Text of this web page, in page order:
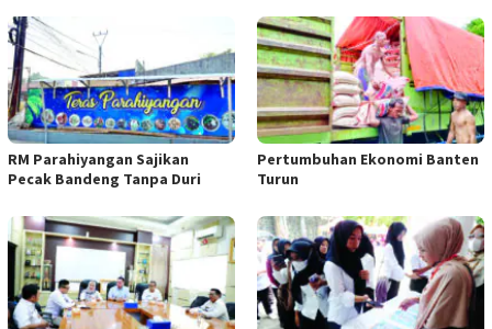
RM Parahiyangan Sajikan
Pecak Bandeng Tanpa Duri
Pertumbuhan Ekonomi Banten
Turun